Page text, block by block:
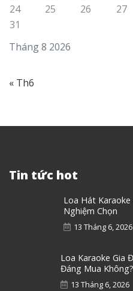
Tháng 8 2026
24
25 26 27
31
« Th6
Tin tức hot
Loa Hát
Nghiệm Chọn
13 Tháng 6, 2026
Loa Karaoke Gia
Đáng Mua Không?
13 Tháng 6, 2026